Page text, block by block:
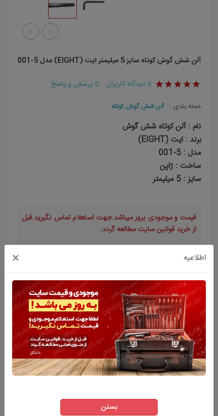
آلن شش گوش کوتاه سایز 5 میلیمتر ایت (EIGHT) مدل 5-001
0 دیدگاه کاربران 0 پرسش و پاسخ
دسته بندی : آلن شش گوش کوتاه
نام : آلن کوتاه شش گوش
برند : ایت (EIGHT)
مدل : 5-001
ساخت : ژاپن
سایز : 5 میلیمتر
افزودن به سبد خرید
قیمت و موجودی بروز میباشد.جهت استعلام تماس نگیرید.قبل
از خرید قوانین سایت مطالعه گردد.
ویژگی های اصلی محصول
اطلاعیه ×
بستن